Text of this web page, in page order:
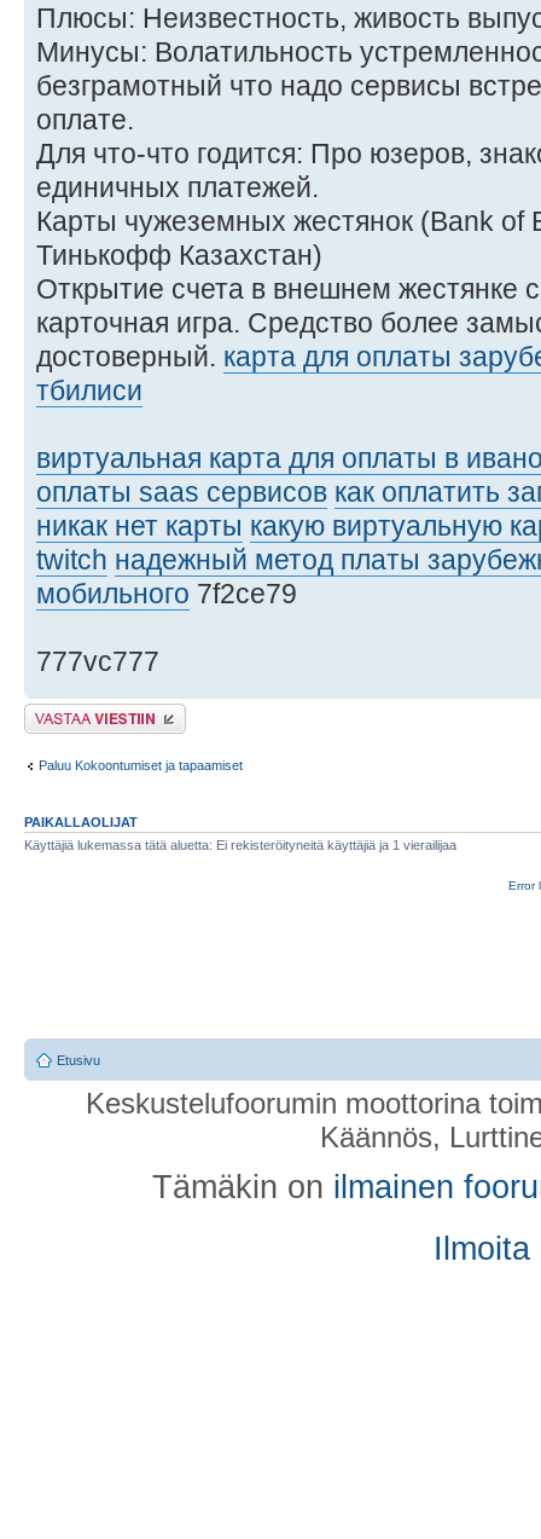
Плюсы: Неизвестность, живость
Минусы: Волатильность
безграмотный что надо сервисы
оплате.
Для что-что годится: Про юзеров,
единичных платежей.
Карты чужеземных жестянок (Bank of
Тинькофф Казахстан)
Открытие счета в внешнем жестянке
карточная игра. Средство более
достоверный. карта для оплаты
тбилиси
виртуальная карта для оплаты в
оплаты saas сервисов как оплатить
никак нет карты какую виртуальную
twitch надежный метод платы
мобильного 7f2ce79
777vc777
Lähetä vastaus
Paluu Kokoontumiset ja tapaamiset
PAIKALLAOLIJAT
Käyttäjiä lukemassa tätä aluetta: Ei rekisteröityneitä käyttäjiä ja 1 vierailijaa
Error
Etusivu
Keskustelufoorumin moottorina
Käännös,
Tämäkin on ilmainen